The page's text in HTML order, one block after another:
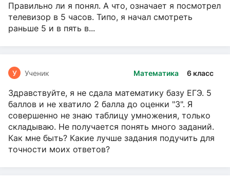
Правильно ли я понял. А что, означает я посмотрел
телевизор в 5 часов. Типо, я начал смотреть
раньше 5 и в пять в...
Математика 6 класс
У Ученик
Здравствуйте, я не сдала математику базу ЕГЭ. 5
баллов и не хватило 2 балла до оценки "3". Я
совершенно не знаю таблицу умножения, только
складываю. Не получается понять много заданий.
Как мне быть? Какие лучше задания подучить для
точности моих ответов?